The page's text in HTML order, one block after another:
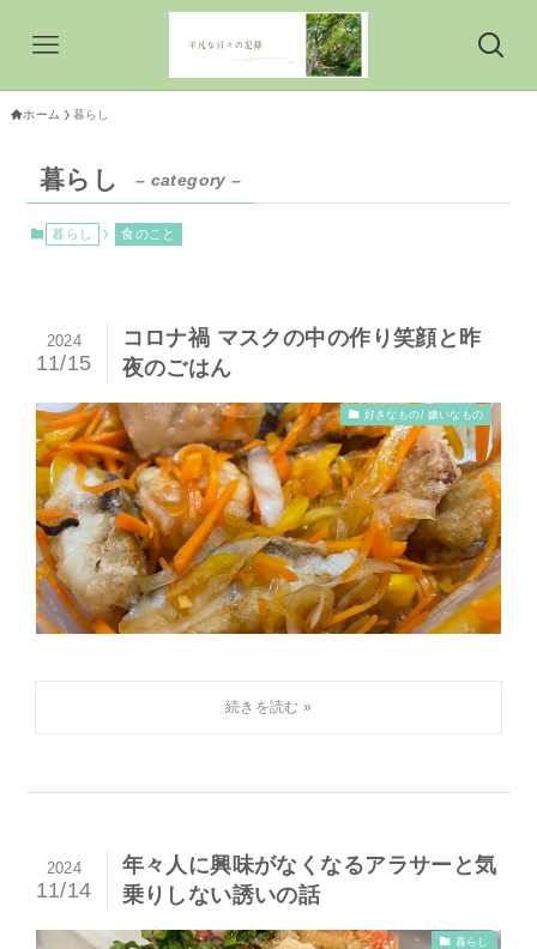
ホーム 暮らし
暮らし – category –
暮らし 食のこと
コロナ禍 マスクの中の作り笑顔と昨
夜のごはん
2024
11/15
好きなもの/ 嫌いなもの
年々人に興味がなくなるアラサーと気
乗りしない誘いの話
2024
11/14
暮らし